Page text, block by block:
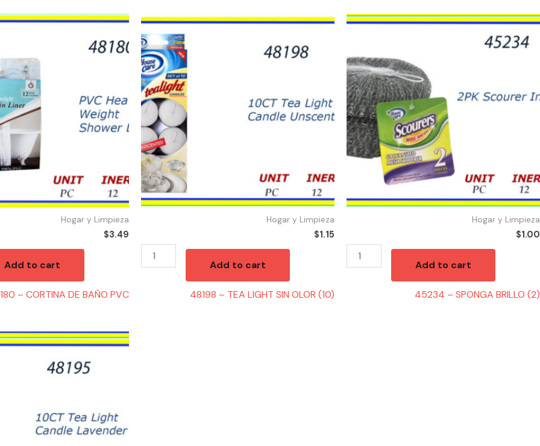
Hogar y Limpieza
$3.49
Add to cart
– CORTINA DE BAÑO PVC
Hogar y Limpieza
$1.15
48198
-
TEA
LIGHT
SIN
OLOR
(10)
quantity
Add to cart
48198 – TEA LIGHT SIN OLOR (10)
Hogar y Limpieza
$1.00
45234
SPONGA
BRILLO
(2)
quantity
Add to cart
45234 – SPONGA BRILLO (2)